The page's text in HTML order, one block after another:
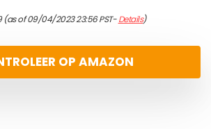
(as of 09/04/2023 23:56 PST-Details)
OP AMAZON